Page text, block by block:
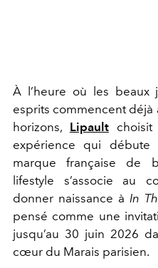
À l’heure où les beaux
esprits commencent déjà
horizons, Lipaultchoisit
expérience qui
marque française de
lifestyle s’associe au
donner naissance à In
pensé comme une
jusqu’au 30 juin 2026
cœur du Marais parisien.